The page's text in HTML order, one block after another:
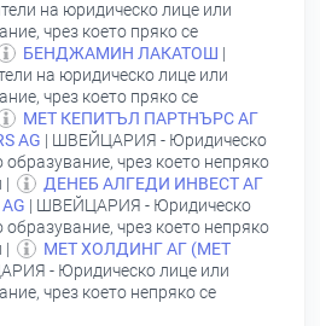
на юридическо лице или
чрез което пряко се
БЕНДЖАМИН ЛАКАТОШ |
на юридическо лице или
чрез което пряко се
МЕТ КЕПИТЪЛ ПАРТНЪРС АГ
АG | ШВЕЙЦАРИЯ - Юридическо
чрез което непряко
|
ДЕНЕБ АЛГЕДИ ИНВЕСТ АГ
АG | ШВЕЙЦАРИЯ - Юридическо
чрез което непряко
|
МЕТ ХОЛДИНГ АГ (МЕТ
- Юридическо лице или
чрез което непряко се